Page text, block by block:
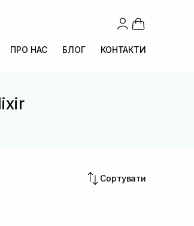
ПРО НАС БЛОГ КОНТАКТИ
Сортувати